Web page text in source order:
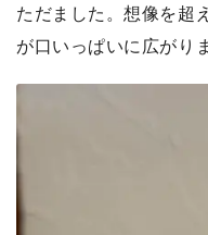
ただました。想像を超
が口いっぱいに広がり